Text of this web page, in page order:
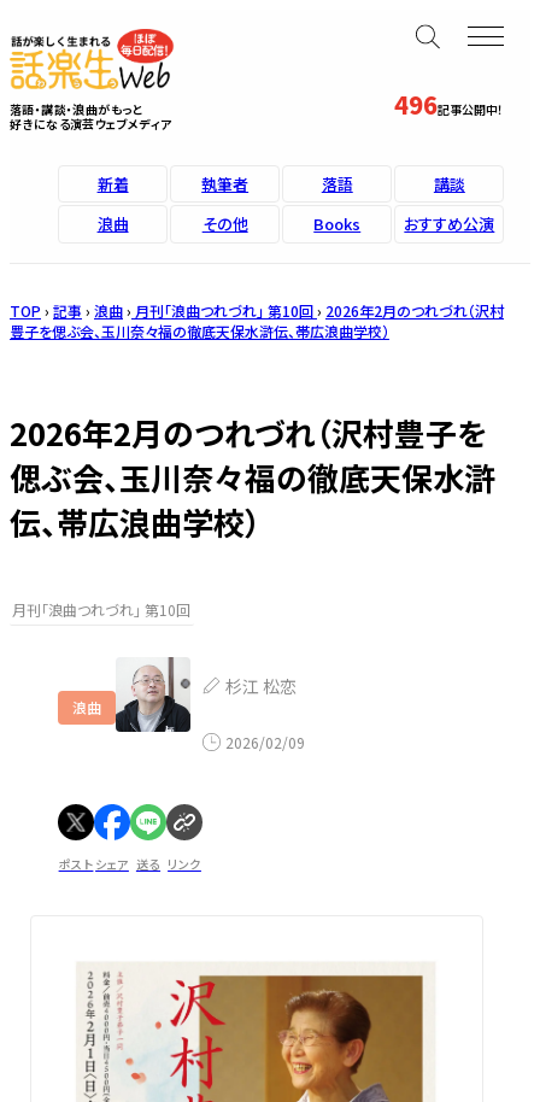
496記事公開中！
落語・講談・浪曲がもっと
好きになる演芸ウェブメディア
新着 執筆者 落語
講談
浪曲
その他 Books おすすめ公演
TOP › 記事 › 浪曲› 月刊「浪曲つれづれ」 第10回› 2026年2月のつれづれ（沢村
豊子を偲ぶ会、玉川奈々福の徹底天保水滸伝、帯広浪曲学校）
2026年2月のつれづれ（沢村豊子を
偲ぶ会、玉川奈々福の徹底天保水滸
伝、帯広浪曲学校）
月刊「浪曲つれづれ」 第10回
浪曲
杉江 松恋
2026/02/09
ポスト シェア 送る リンク